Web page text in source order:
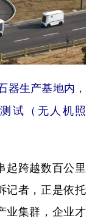
器生产基地内，
试（无人机照
跨越数百公里
记者，正是依托
业集群，企业才